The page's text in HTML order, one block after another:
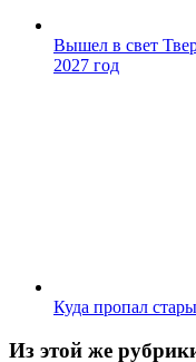
Вышел в свет
2027 год
Куда пропал
Из этой же